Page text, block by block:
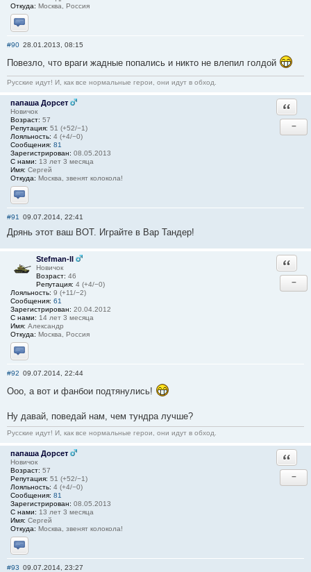
Откуда: Москва, Россия
Отправить личное сообщение
#90 28.01.2013, 08:15
Повезло, что враги жадные попались и никто не влепил голдой
Русские идут! И, как все нормальные герои, они идут в обход.
папаша Дорсет
Новичок
Возраст: 57
Репутация: 51 (+52/−1)
Лояльность: 4 (+4/−0)
Сообщения: 81
Зарегистрирован: 08.05.2013
С нами: 13 лет 3 месяца
Имя: Сергей
Откуда: Москва, звенят колокола!
Отправить личное сообщение
−
#91 09.07.2014, 22:41
Дрянь этот ваш ВОТ. Играйте в Вар Тандер!
Stefman-II
Новичок
Возраст: 46
Репутация: 4 (+4/−0)
Лояльность: 9 (+11/−2)
Сообщения: 61
Зарегистрирован: 20.04.2012
С нами: 14 лет 3 месяца
Имя: Александр
Откуда: Москва, Россия
Отправить личное сообщение
−
#92 09.07.2014, 22:44
Ооо, а вот и фанбои подтянулись!
Ну давай, поведай нам, чем тундра лучше?
Русские идут! И, как все нормальные герои, они идут в обход.
папаша Дорсет
Новичок
Возраст: 57
Репутация: 51 (+52/−1)
Лояльность: 4 (+4/−0)
Сообщения: 81
Зарегистрирован: 08.05.2013
С нами: 13 лет 3 месяца
Имя: Сергей
Откуда: Москва, звенят колокола!
Отправить личное сообщение
−
#93 09.07.2014, 23:27